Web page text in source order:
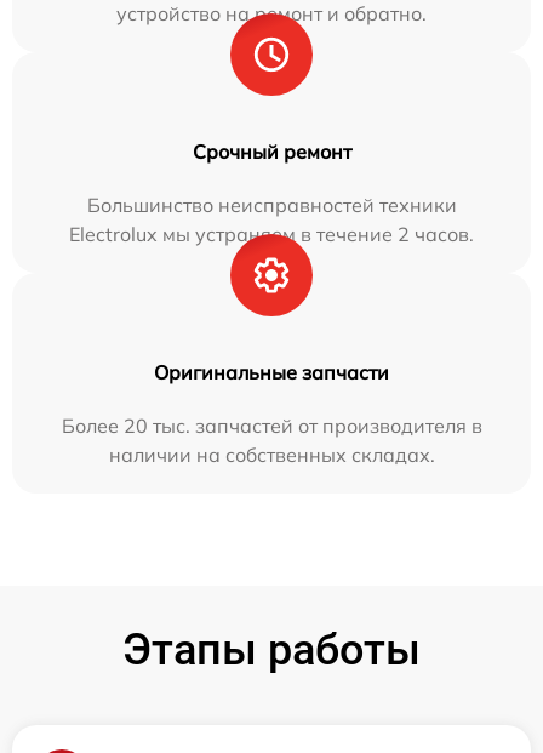
устройство на ремонт и обратно.
Срочный ремонт
Большинство неисправностей техники
Electrolux мы устраняем в течение 2 часов.
Оригинальные запчасти
Более 20 тыс. запчастей от производителя в
наличии на собственных складах.
Этапы работы